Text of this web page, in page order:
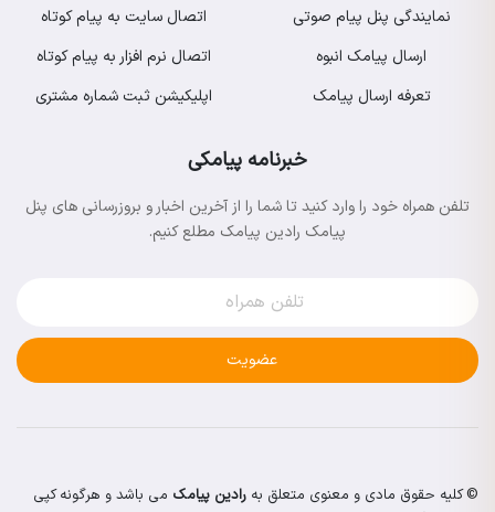
نمایندگی پنل پیام صوتی
ارسال پیامک انبوه
تعرفه ارسال پیامک
اتصال سایت به پیام کوتاه
اتصال نرم افزار به پیام کوتاه
اپلیکیشن ثبت شماره مشتری
خبرنامه پیامکی
تلفن همراه خود را وارد کنید تا شما را از آخرین اخبار و بروزرسانی های پنل
پیامک رادین پیامک مطلع کنیم.
عضویت
© کلیه حقوق مادی و معنوی متعلق به رادین پیامک می باشد و هرگونه کپی